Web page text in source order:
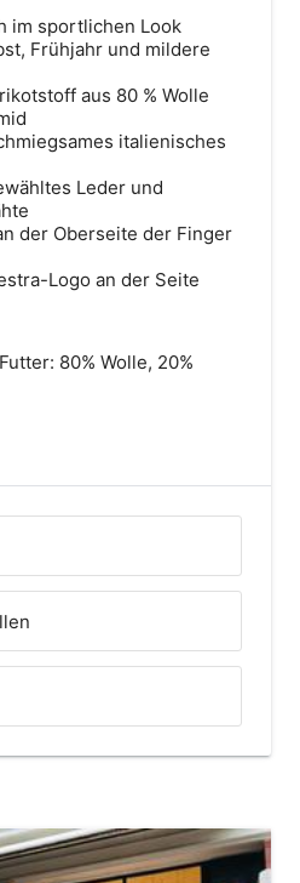
im sportlichen Look
Frühjahr und mildere
aus 80 % Wolle
italienisches
Leder und
der Oberseite der Finger
Logo an der Seite
80% Wolle, 20%